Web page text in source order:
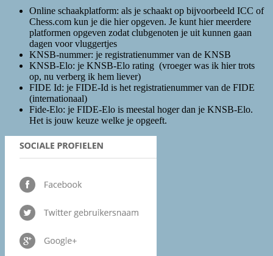
Online schaakplatform: als je schaakt op bijvoorbeeld ICC of
Chess.com kun je die hier opgeven. Je kunt hier meerdere
platformen opgeven zodat clubgenoten je uit kunnen gaan
dagen voor vluggertjes
KNSB-nummer: je registratienummer van de KNSB
KNSB-Elo: je KNSB-Elo rating (vroeger was ik hier trots
op, nu verberg ik hem liever)
FIDE Id: je FIDE-Id is het registratienummer van de FIDE
(internationaal)
Fide-Elo: je FIDE-Elo is meestal hoger dan je KNSB-Elo.
Het is jouw keuze welke je opgeeft.